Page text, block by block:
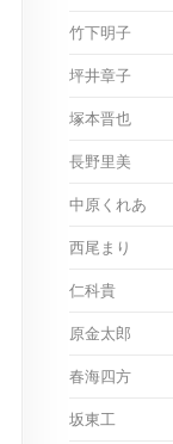
竹下明子
坪井章子
塚本晋也
長野里美
中原くれあ
西尾まり
仁科貴
原金太郎
春海四方
坂東工